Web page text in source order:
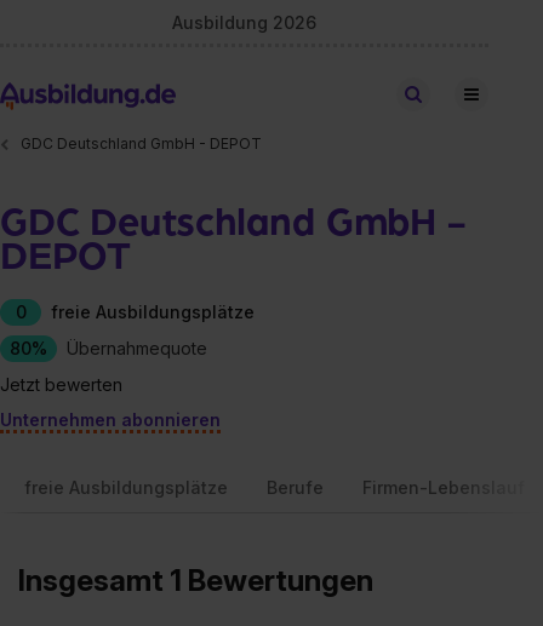
Ausbildung 2026
Stellen finden
GDC Deutschland GmbH - DEPOT
GDC Deutschland GmbH -
DEPOT
0
freie Ausbildungsplätze
80%
Übernahmequote
Jetzt bewerten
Unternehmen abonnieren
freie Ausbildungsplätze Berufe Firmen-Lebenslauf
Insgesamt 1 Bewertungen